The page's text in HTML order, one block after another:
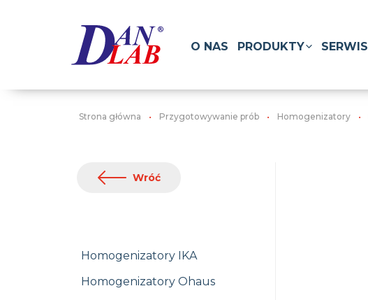
O NAS PRODUKTY SERWIS
Strona główna Przygotowywanie prób Homogenizatory
Wróć
Homogenizatory IKA
Homogenizatory Ohaus